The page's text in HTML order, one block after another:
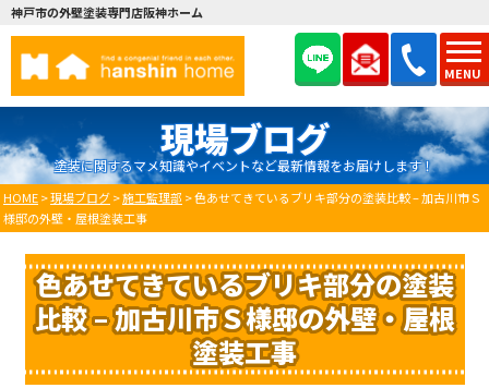
MENU
神戸市の外壁塗装専門店阪神ホーム
現場ブログ
塗装に関するマメ知識やイベントなど最新情報をお届けします！
HOME>現場ブログ>施工監理部 >色あせてきているブリキ部分の塗装比較 – 加古川市Ｓ
様邸の外壁・屋根塗装工事
色あせてきているブリキ部分の塗装
比較 – 加古川市Ｓ様邸の外壁・屋根
塗装工事